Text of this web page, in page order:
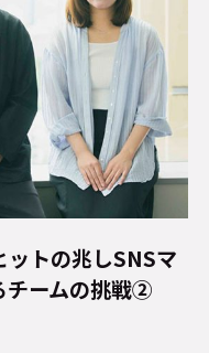
トの兆し――SNSマ
チームの挑戦②